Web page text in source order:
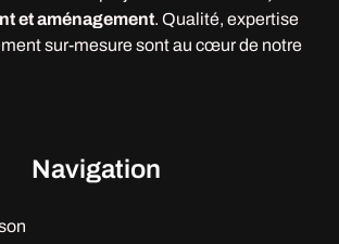
et aménagement. Qualité, expertise
sur-mesure sont au cœur de notre
Navigation